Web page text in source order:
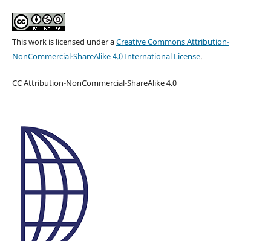
This work is licensed under aCreative Commons Attribution-
NonCommercial-ShareAlike 4.0 International License.
CC Attribution-NonCommercial-ShareAlike 4.0